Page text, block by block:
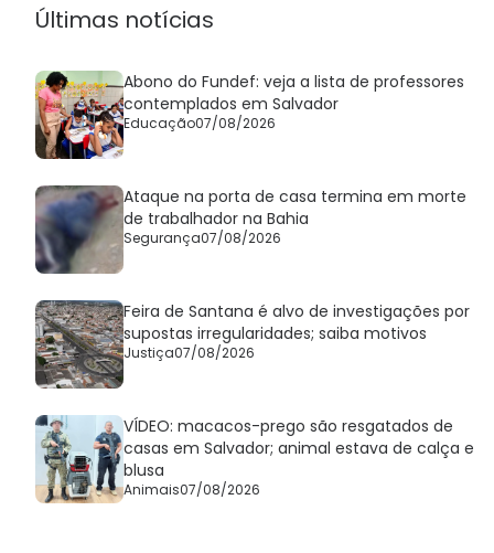
Últimas notícias
Abono do Fundef: veja a lista de professores
contemplados em Salvador
Educação07/08/2026
Ataque na porta de casa termina em morte
de trabalhador na Bahia
Segurança07/08/2026
Feira de Santana é alvo de investigações por
supostas irregularidades; saiba motivos
Justiça07/08/2026
VÍDEO: macacos-prego são resgatados de
casas em Salvador; animal estava de calça e
blusa
Animais07/08/2026